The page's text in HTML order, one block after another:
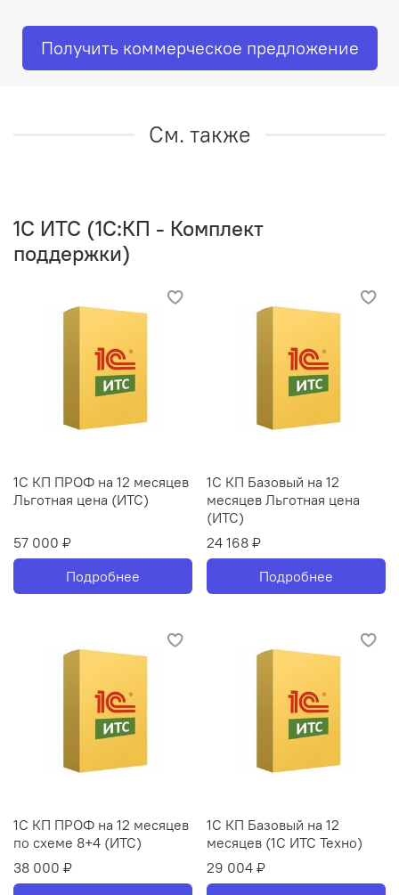
Получить коммерческое предложение
См. также
1C ИТС (1С:КП - Комплект
поддержки)
1С КП ПРОФ на 12 месяцев
Льготная цена (ИТС)
57 000 ₽
Подробнее
1С КП Базовый на 12
месяцев Льготная цена
(ИТС)
24 168 ₽
Подробнее
1С КП ПРОФ на 12 месяцев
по схеме 8+4 (ИТС)
38 000 ₽
1С КП Базовый на 12
месяцев (1С ИТС Техно)
29 004 ₽